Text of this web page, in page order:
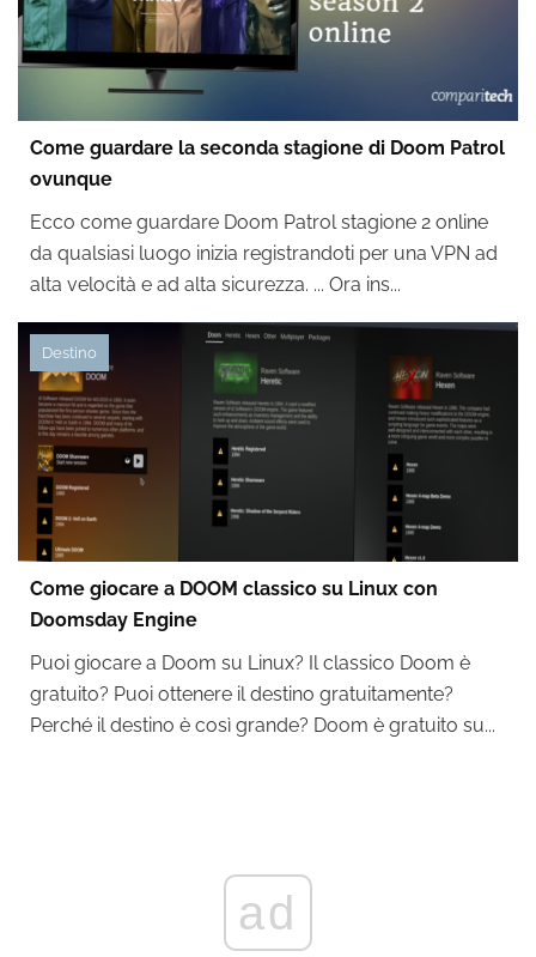
Come guardare la seconda stagione di Doom Patrol
ovunque
Ecco come guardare Doom Patrol stagione 2 online
da qualsiasi luogo inizia registrandoti per una VPN ad
alta velocità e ad alta sicurezza. ... Ora ins...
Destino
Come giocare a DOOM classico su Linux con
Doomsday Engine
Puoi giocare a Doom su Linux? Il classico Doom è
gratuito? Puoi ottenere il destino gratuitamente?
Perché il destino è così grande? Doom è gratuito su...
ad